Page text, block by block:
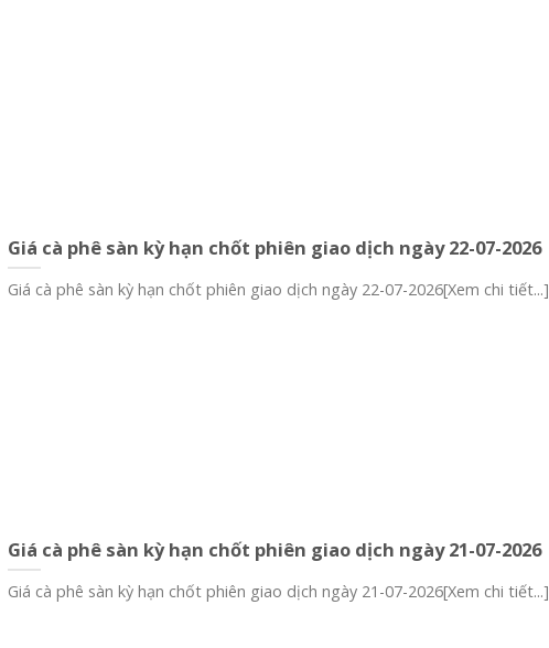
Giá cà phê sàn kỳ hạn chốt phiên giao dịch ngày 22-07-2026
Giá cà phê sàn kỳ hạn chốt phiên giao dịch ngày 22-07-2026[Xem chi tiết...]
Giá cà phê sàn kỳ hạn chốt phiên giao dịch ngày 21-07-2026
Giá cà phê sàn kỳ hạn chốt phiên giao dịch ngày 21-07-2026[Xem chi tiết...]